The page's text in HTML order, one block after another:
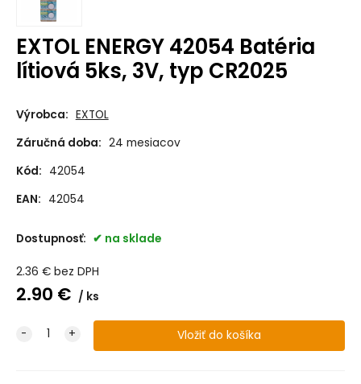
EXTOL ENERGY 42054 Batéria
lítiová 5ks, 3V, typ CR2025
Výrobca: EXTOL
Záručná doba: 24 mesiacov
Kód: 42054
EAN: 42054
Dostupnosť: na sklade
2.36 € bez DPH
2.90 € ks